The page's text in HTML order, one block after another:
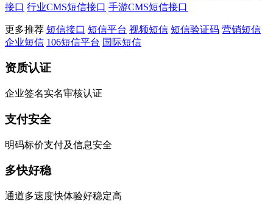
接口 行业CMS短信接口 手游CMS短信接口
更多推荐 短信接口 短信平台 视频短信 短信验证码 营销短信
企业短信 106短信平台 国际短信
资质认证
企业签名实名审核认证
支付安全
明码标价支付及信息安全
多快好稳
通道多速度快体验好稳定高